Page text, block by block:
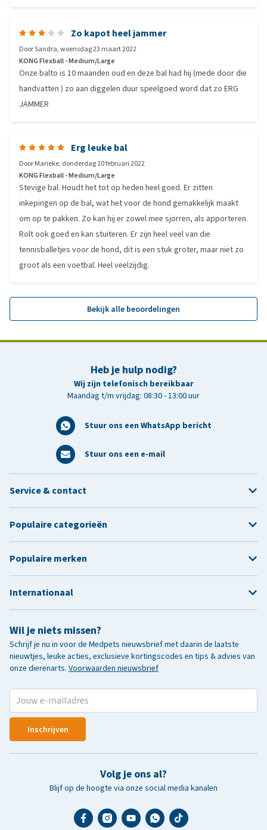
Zo kapot heel jammer
DoorSandra,woensdag 23 maart 2022
KONG Flexball - Medium/Large
Onze balto is 10 maanden oud en deze bal had hij (mede door die
handvatten ) zo aan diggelen duur speelgoed word dat zo ERG
JAMMER
Erg leuke bal
DoorMarieke, donderdag 10 februari 2022
KONG Flexball - Medium/Large
Stevige bal. Houdt het tot op heden heel goed. Er zitten
inkepingen op de bal, wat het voor de hond gemakkelijk maakt
om op te pakken. Zo kan hij er zowel mee sjorren, als apporteren.
Rolt ook goed en kan stuiteren. Er zijn heel veel van die
tennisballetjes voor de hond, dit is een stuk groter, maar niet zo
groot als een voetbal. Heel veelzijdig.
Bekijk alle beoordelingen
Heb je hulp nodig?
Wij zijn telefonisch bereikbaar
Maandag t/m vrijdag: 08:30 - 13:00 uur
Stuur ons een WhatsApp bericht
Stuur ons een e-mail
Wil je niets missen?
Schrijf je nu in voor de Medpets nieuwsbrief met daarin de laatste
nieuwtjes, leuke acties, exclusieve kortingscodes en tips & advies van
onze dierenarts. Voorwaarden nieuwsbrief
Inschrijven
Volg je ons al?
Blijf op de hoogte via onze social media kanalen
Service & contact
Populaire categorieën
Populaire merken
Internationaal